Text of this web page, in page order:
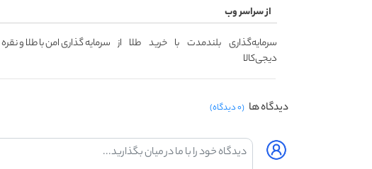
از سراسر وب
سرمایه‌گذاری بلندمدت با خرید طلا از
دیجی‌کالا
سرمایه گذاری امن با طلا و
دیدگاه ها (۰ دیدگاه)